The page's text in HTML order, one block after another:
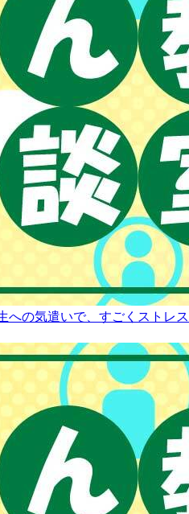
への気遣いで、すごくストレス